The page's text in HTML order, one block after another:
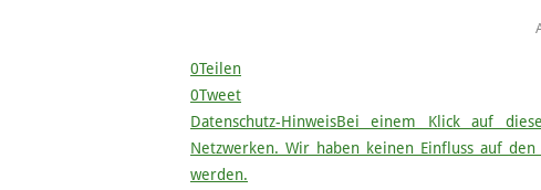
0Teilen
0Tweet
Datenschutz-HinweisBei einem Klick auf
Netzwerken. Wir haben keinen Einfluss auf
werden.